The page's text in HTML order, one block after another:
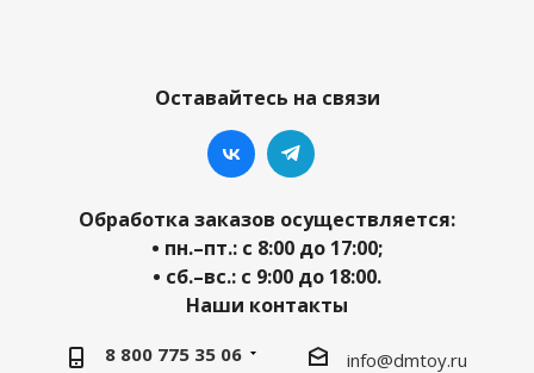
Оставайтесь на связи
Обработка заказов осуществляется:
• пн.–пт.: с 8:00 до 17:00;
• сб.–вс.: с 9:00 до 18:00.
Наши контакты
8 800 775 35 06 info@dmtoy.ru